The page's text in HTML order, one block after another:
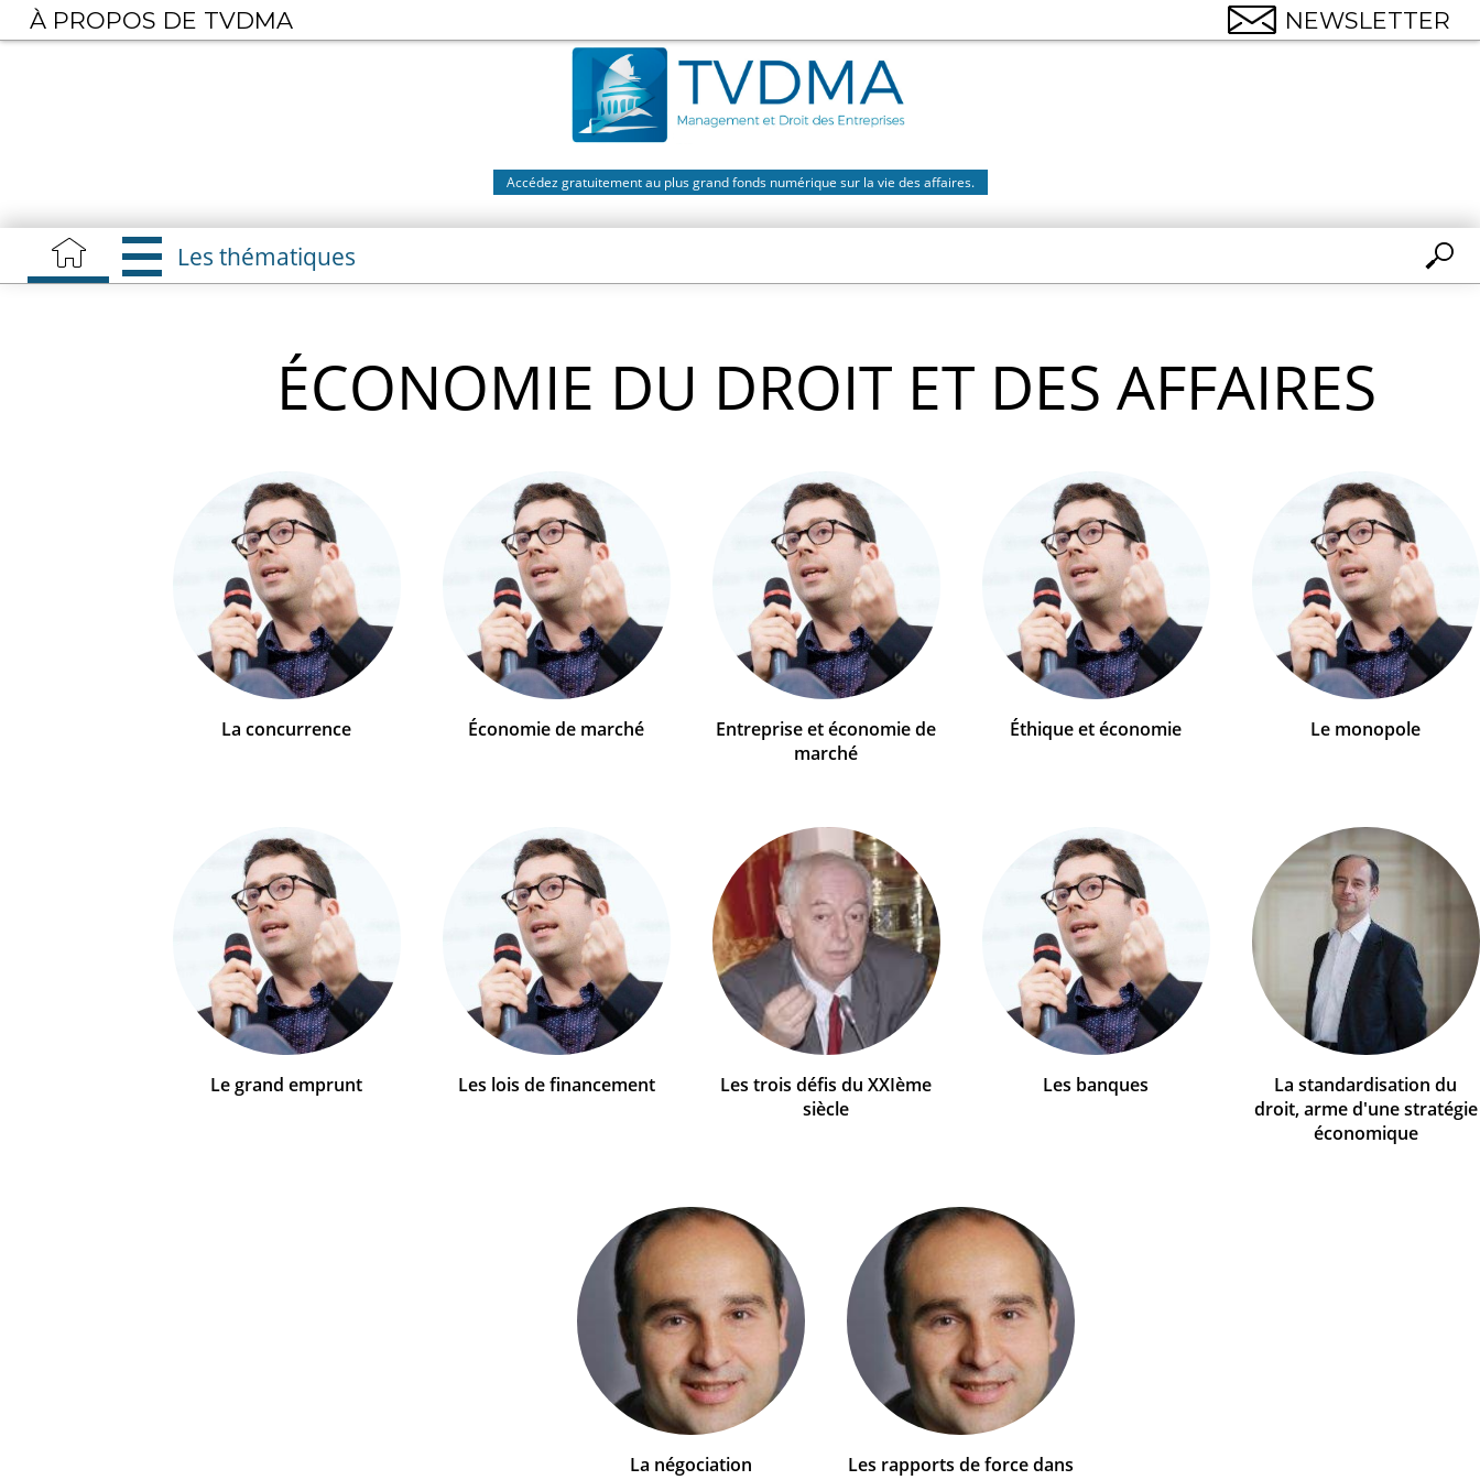
Aller
au
Accédez gratuitement au plus grand fonds numérique sur la vie des affaires.
Les thématiques
ÉCONOMIE DU DROIT ET DES AFFAIRES
La concurrence Économie de marché
Entreprise et économie de
marché
Éthique et économie Le monopole
Le grand emprunt Les lois de financement
Les trois défis du XXIème
siècle
Les banques
La standardisation du
droit, arme d'une stratégie
économique
La négociation
Les rapports de force dans
À PROPOS DE TVDMA NEWSLETTER